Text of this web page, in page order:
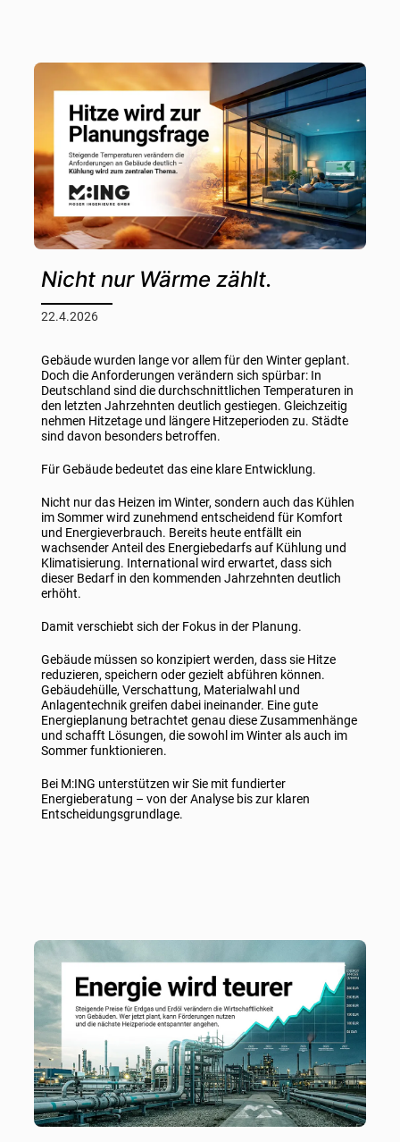
Nicht nur Wärme zählt.
22.4.2026
Gebäude wurden lange vor allem für den Winter geplant.
Doch die Anforderungen verändern sich spürbar: In
Deutschland sind die durchschnittlichen Temperaturen in
den letzten Jahrzehnten deutlich gestiegen. Gleichzeitig
nehmen Hitzetage und längere Hitzeperioden zu. Städte
sind davon besonders betroffen.
Für Gebäude bedeutet das eine klare Entwicklung.
Nicht nur das Heizen im Winter, sondern auch das Kühlen
im Sommer wird zunehmend entscheidend für Komfort
und Energieverbrauch. Bereits heute entfällt ein
wachsender Anteil des Energiebedarfs auf Kühlung und
Klimatisierung. International wird erwartet, dass sich
dieser Bedarf in den kommenden Jahrzehnten deutlich
erhöht.
Damit verschiebt sich der Fokus in der Planung.
Gebäude müssen so konzipiert werden, dass sie Hitze
reduzieren, speichern oder gezielt abführen können.
Gebäudehülle, Verschattung, Materialwahl und
Anlagentechnik greifen dabei ineinander. Eine gute
Energieplanung betrachtet genau diese Zusammenhänge
und schafft Lösungen, die sowohl im Winter als auch im
Sommer funktionieren.
Bei M:ING unterstützen wir Sie mit fundierter
Energieberatung – von der Analyse bis zur klaren
Entscheidungsgrundlage.